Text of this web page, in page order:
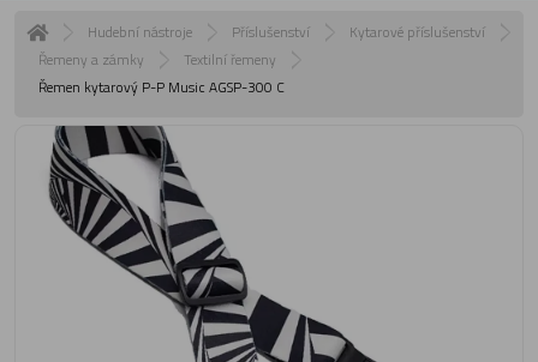
Hudební nástroje Příslušenství
Kytarové příslušenství
Řemeny a zámky
Textilní řemeny
Řemen kytarový P-P Music AGSP-300 C